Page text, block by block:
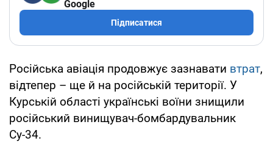
Google
Підписатися
Російська авіація продовжує зазнавати втрат,
відтепер – ще й на російській території. У
Курській області українські воїни знищили
російський винищувач-бомбардувальник
Су-34.